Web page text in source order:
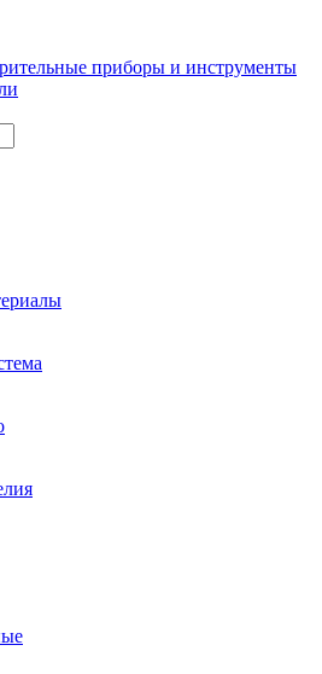
приборы и инструменты